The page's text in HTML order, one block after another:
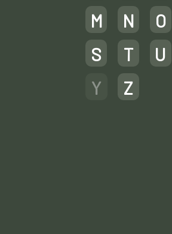
M
N O
S
T U
Y
Z